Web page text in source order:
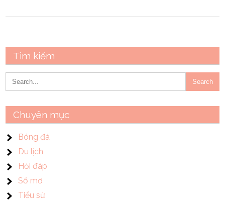
Tìm kiếm
Chuyên mục
Bóng đá
Du lịch
Hỏi đáp
Sổ mơ
Tiểu sử